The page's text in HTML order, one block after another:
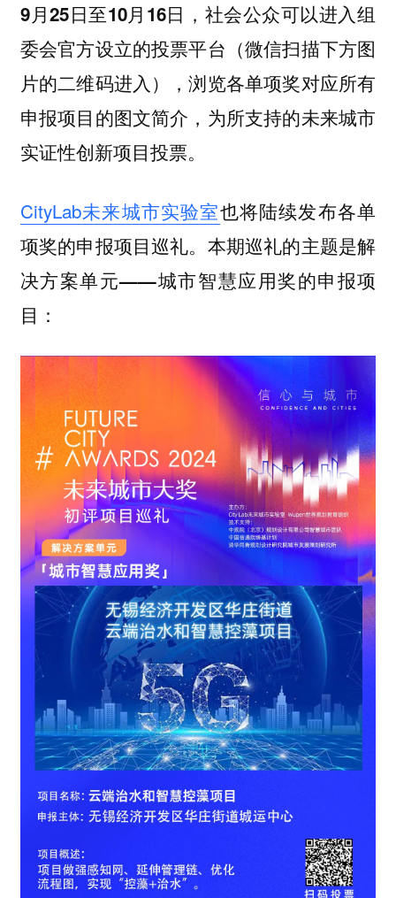
9月25日至10月16日，社会公众可以进入组
委会官方设立的投票平台 （微信扫描下方图
片的二维码进入），浏览各单项奖对应所有
申报项目的图文简介，为所支持的未来城市
实证性创新项目投票。
CityLab未来城市实验室也将陆续发布各单
项奖的申报项目巡礼。本期巡礼的主题是解
决方案单元——城市智慧应用奖的申报项
目：